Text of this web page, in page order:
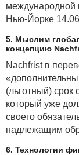
международной
Нью-Йорке
5. Мыслим
концепцию
Nachfrist в
(льготный) срок
который уже
своего
надлежащим
6. Технологии